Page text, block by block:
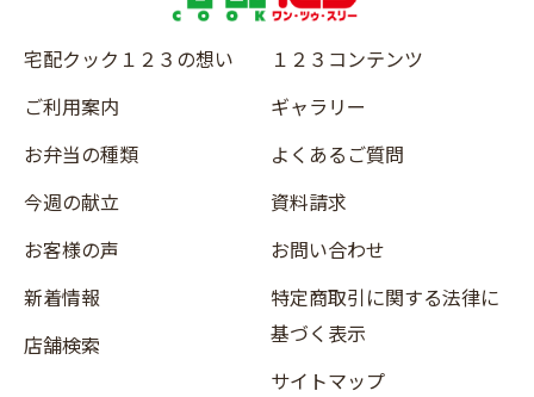
宅配クック１２３の想い
ご利用案内
お弁当の種類
今週の献立
お客様の声
新着情報
店舗検索
１２３コンテンツ
ギャラリー
よくあるご質問
資料請求
お問い合わせ
特定商取引に関する法律に
基づく表示
サイトマップ